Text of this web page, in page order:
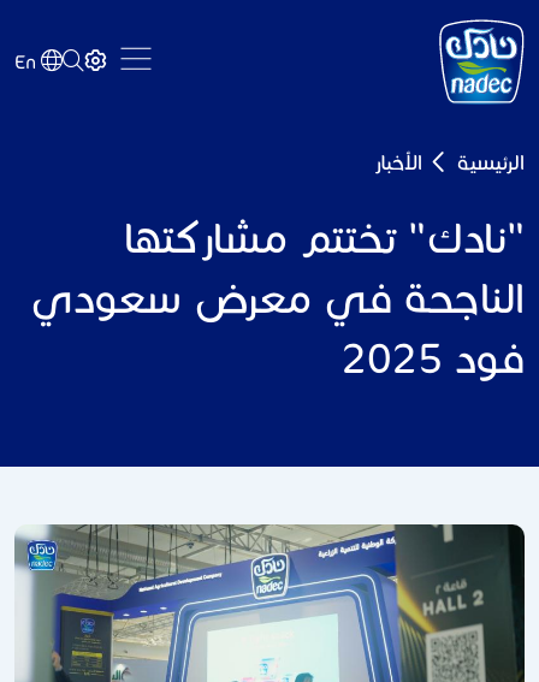
En
Breadcrumb
الرئيسية الأخبار
"نادك" تختتم مشاركتها
الناجحة في معرض سعودي
فود 2025